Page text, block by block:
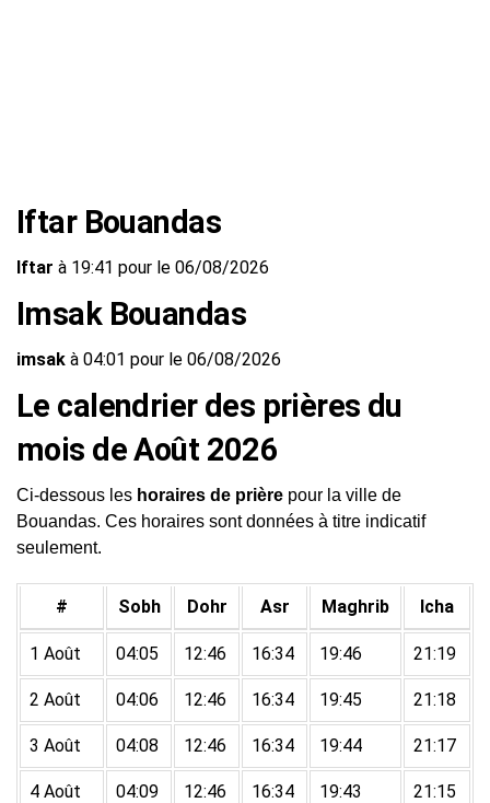
Iftar Bouandas
Iftar à 19:41 pour le 06/08/2026
Imsak Bouandas
imsak à 04:01 pour le 06/08/2026
Le calendrier des prières du
mois de Août 2026
Ci-dessous les horaires de prière pour la ville de
Bouandas. Ces horaires sont données à titre indicatif
seulement.
# Sobh Dohr Asr Maghrib Icha
1 Août 04:05 12:46 16:34 19:46 21:19
2 Août 04:06 12:46 16:34 19:45 21:18
3 Août 04:08 12:46 16:34 19:44 21:17
4 Août 04:09 12:46 16:34 19:43 21:15